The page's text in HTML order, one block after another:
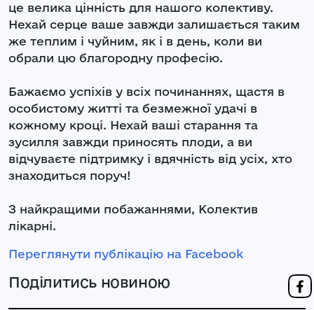
це велика цінність для нашого колективу.
Нехай серце ваше завжди залишається таким
же теплим і чуйним, як і в день, коли ви
обрали цю благородну професію.
Бажаємо успіхів у всіх починаннях, щастя в
особистому житті та безмежної удачі в
кожному кроці. Нехай ваші старання та
зусилля завжди приносять плоди, а ви
відчуваєте підтримку і вдячність від усіх, хто
знаходиться поруч!
З найкращими побажаннями, Колектив
лікарні.
Переглянути публікацію на Facebook
Поділитись новиною